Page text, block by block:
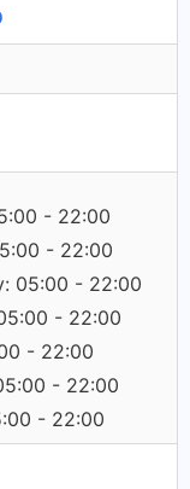
- 22:00
- 22:00
05:00 - 22:00
- 22:00
- 22:00
- 22:00
- 22:00